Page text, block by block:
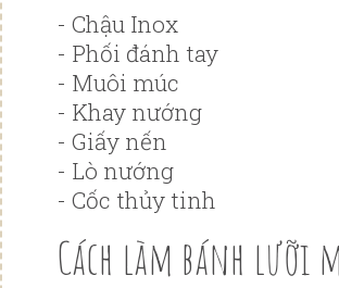
- Chậu Inox
- Phối đánh tay
- Muôi múc
- Khay nướng
- Giấy nến
- Lò nướng
- Cốc thủy tinh
Cách làm bánh lưỡi